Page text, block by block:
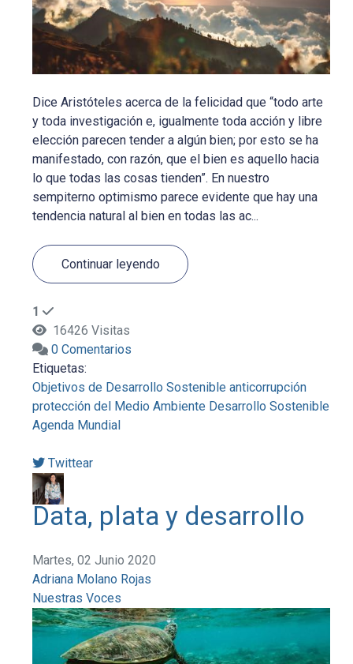
Dice Aristóteles acerca de la felicidad que “todo arte
y toda investigación e, igualmente toda acción y libre
elección parecen tender a algún bien; por esto se ha
manifestado, con razón, que el bien es aquello hacia
lo que todas las cosas tienden”. En nuestro
sempiterno optimismo parece evidente que hay una
tendencia natural al bien en todas las ac...
Continuar leyendo
1
16426 Visitas
0 Comentarios
Etiquetas:
Objetivos de Desarrollo Sostenible anticorrupción
protección del Medio Ambiente Desarrollo Sostenible
Agenda Mundial
Twittear
Data, plata y desarrollo
Martes, 02 Junio 2020
Adriana Molano Rojas
Nuestras Voces